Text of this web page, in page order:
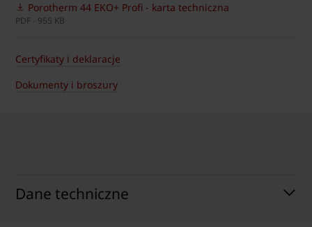
Porotherm 44 EKO+ Profi - karta techniczna
PDF - 955 KB
Certyfikaty i deklaracje
Dokumenty i broszury
Dane techniczne